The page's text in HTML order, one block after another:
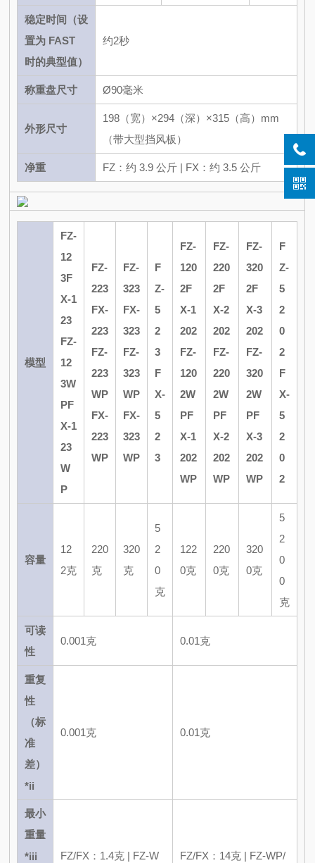
稳定时间（设
置为 FAST
时的典型值）
约2秒
称重盘尺寸 Ø90毫米
外形尺寸
198（宽）×294（深）×315（高）mm
（带大型挡风板）
净重 FZ：约 3.9 公斤 | FX：约 3.5 公斤
模型
FZ-
12
3F
X-1
23
FZ-
12
3W
PF
X-1
23
W
P
FZ-
223
FX-
223
FZ-
223
WP
FX-
223
WP
FZ-
323
FX-
323
FZ-
323
WP
FX-
323
WP
F
Z-
5
2
3
F
X-
5
2
3
FZ-
120
2F
X-1
202
FZ-
120
2W
PF
X-1
202
WP
FZ-
220
2F
X-2
202
FZ-
220
2W
PF
X-2
202
WP
FZ-
320
2F
X-3
202
FZ-
320
2W
PF
X-3
202
WP
F
Z-
5
2
0
2
F
X-
5
2
0
2
容量
12
2克
220
克
320
克
5
2
0
克
122
0克
220
0克
320
0克
5
2
0
0
克
可读
性
0.001克 0.01克
重复
性
（标
准
差）
*ii
0.001克 0.01克
最小
重量
*iii
FZ/FX：1.4克 | FZ-W
FZ/FX：14克 | FZ-WP/